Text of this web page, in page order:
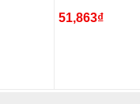
51,863₫